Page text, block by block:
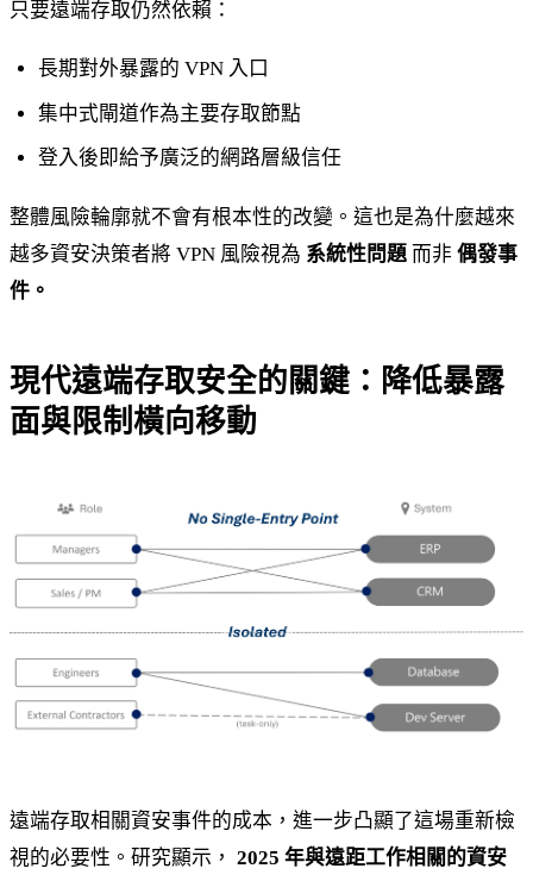
只要遠端存取仍然依賴：
長期對外暴露的 VPN 入口
集中式閘道作為主要存取節點
登入後即給予廣泛的網路層級信任
整體風險輪廓就不會有根本性的改變。這也是為什麼越來
越多資安決策者將 VPN 風險視為 系統性問題 而非 偶發事
件。
現代遠端存取安全的關鍵：降低暴露
面與限制橫向移動
遠端存取相關資安事件的成本，進一步凸顯了這場重新檢
視的必要性。研究顯示， 2025 年與遠距工作相關的資安